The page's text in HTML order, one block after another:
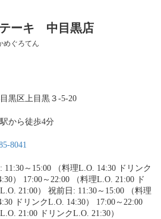
ーキ 中目黒店
めぐろてん
黒区上目黒３-5-20
から徒歩4分
8041
11:30～15:00 （料理L.O. 14:30 ドリンク
） 17:00～22:00 （料理L.O. 21:00 ド
21:00） 祝前日: 11:30～15:00 （料理
ドリンクL.O. 14:30） 17:00～22:00
L.O. 21:00 ドリンクL.O. 21:30）